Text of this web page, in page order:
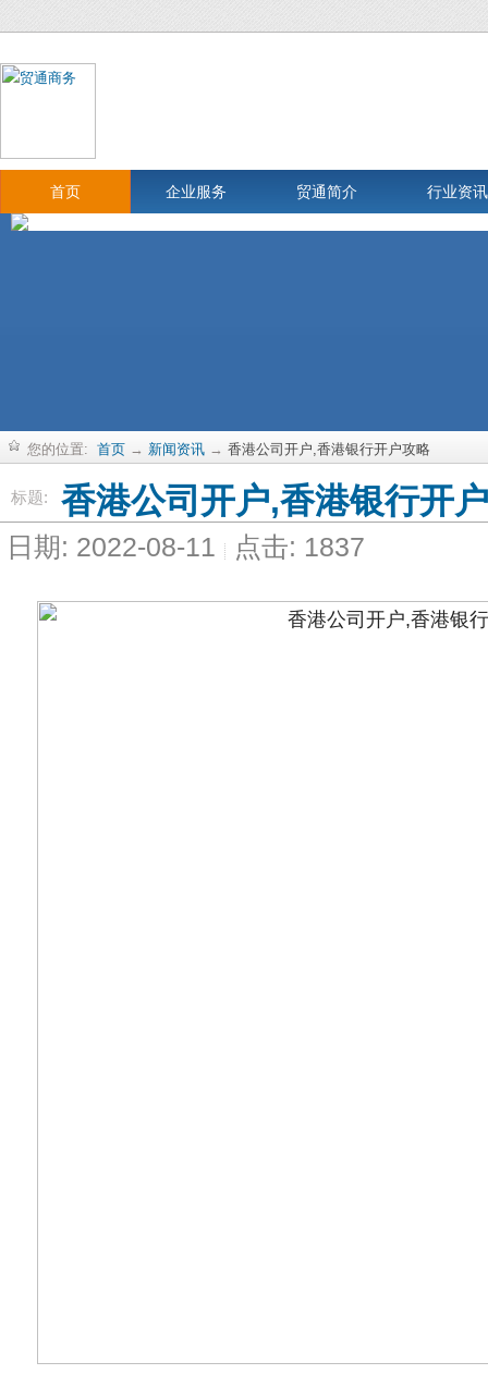
首页 企业服务 贸通简介 行业资讯
您的位置: 首页 → 新闻资讯 → 香港公司开户,香港银行开户攻略
标题: 香港公司开户,香港银行开
日期: 2022-08-11 点击: 1837